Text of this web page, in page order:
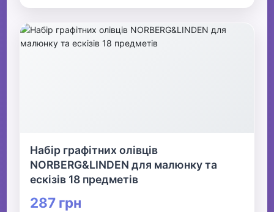
Набір графітних олівців
NORBERG&LINDEN для малюнку та
ескізів 18 предметів
287 грн